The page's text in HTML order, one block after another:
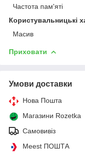
Частота пам'яті
Користувальницькі
Масив
Приховати
Умови доставки
Нова Пошта
Магазини Rozetka
Самовивіз
Meest ПОШТА